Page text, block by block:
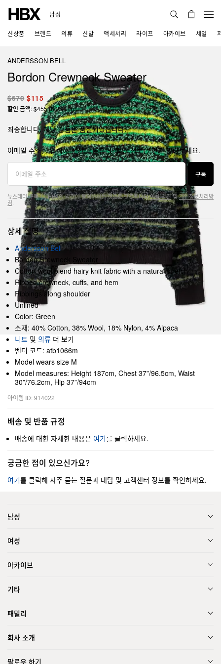
남성
신상품 브랜드 의류 신발 액세서리 라이프 아카이브 세일
ANDERSSON BELL
Bordon Crewneck Sweater
$570 $115
할인 금액: $455 (80% Off)
죄송합니다, 해당 상품은 품절되었습니다.
이메일 주소를 입력해 신상품 론칭 및 할인 정보를 먼저 받아보세요.
구독
뉴스레터 구독 시, HBX의 약관에 동의하시는 것으로 간주됩니다.이용 약관및개인정보처리방
침
상세 설명
Andersson Bell
Bordon Crewneck Sweater
Cotton-wool blend hairy knit fabric with a natural stretch
Ribbed crewneck, cuffs, and hem
Ribbings along shoulder
Unlined
Color: Green
소재: 40% Cotton, 38% Wool, 18% Nylon, 4% Alpaca
니트 및 의류 더 보기
벤더 코드: atb1066m
Model wears size M
Model measures: Height 187cm, Chest 37”/96.5cm, Waist
30”/76.2cm, Hip 37”/94cm
아이템 ID: 914022
배송 및 반품 규정
배송에 대한 자세한 내용은 여기를 클릭하세요.
궁금한 점이 있으신가요?
여기를 클릭해 자주 묻는 질문과 대답 및 고객센터 정보를 확인하세요.
남성
여성
아카이브
기타
패밀리
회사 소개
팔로우 하기